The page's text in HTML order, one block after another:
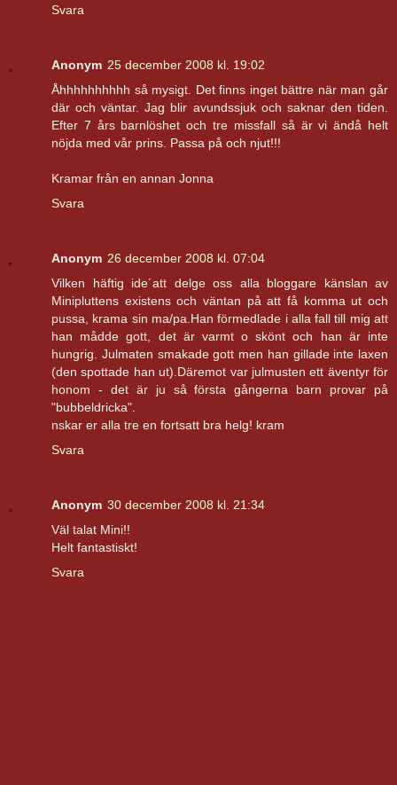
Svara
Anonym 25 december 2008 kl. 19:02
Åhhhhhhhhhh så mysigt. Det finns inget bättre när man går
där och väntar. Jag blir avundssjuk och saknar den tiden.
Efter 7 års barnlöshet och tre missfall så är vi ändå helt
nöjda med vår prins. Passa på och njut!!!
Kramar från en annan Jonna
Svara
Anonym 26 december 2008 kl. 07:04
Vilken häftig ide´att delge oss alla bloggare känslan av
Minipluttens existens och väntan på att få komma ut och
pussa, krama sin ma/pa.Han förmedlade i alla fall till mig att
han mådde gott, det är varmt o skönt och han är inte
hungrig. Julmaten smakade gott men han gillade inte laxen
(den spottade han ut).Däremot var julmusten ett äventyr för
honom - det är ju så första gångerna barn provar på
"bubbeldricka".
nskar er alla tre en fortsatt bra helg! kram
Svara
Anonym 30 december 2008 kl. 21:34
Väl talat Mini!!
Helt fantastiskt!
Svara